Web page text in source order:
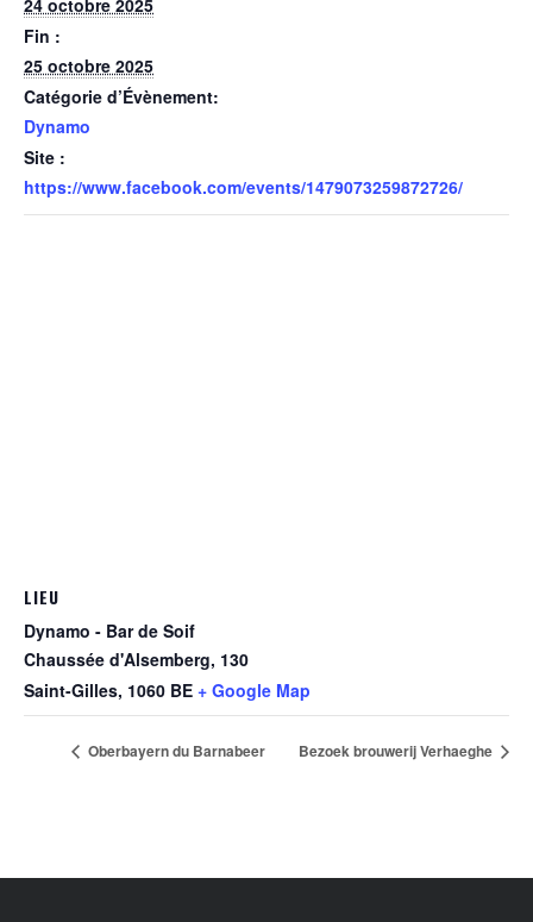
24 octobre 2025
Fin :
25 octobre 2025
Catégorie d’Évènement:
Dynamo
Site :
https://www.facebook.com/events/1479073259872726/
LIEU
Dynamo - Bar de Soif
Chaussée d'Alsemberg, 130
Saint-Gilles, 1060 BE + Google Map
Oberbayern du Barnabeer Bezoek brouwerij Verhaeghe